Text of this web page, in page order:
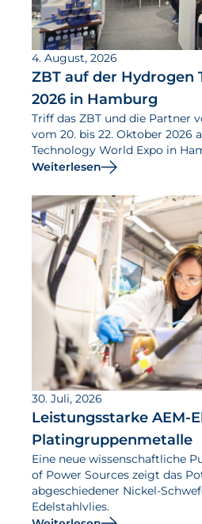
4. August, 2026
ZBT auf der Hydrogen
2026 in Hamburg
Triff das ZBT und die Partner
vom 20. bis 22. Oktober 2026
Technology World Expo in
Weiterlesen
30. Juli, 2026
Leistungsstarke AEM-
Platingruppenmetalle
Eine neue wissenschaftliche
of Power Sources zeigt das
abgeschiedener Nickel-
Edelstahlvlies.